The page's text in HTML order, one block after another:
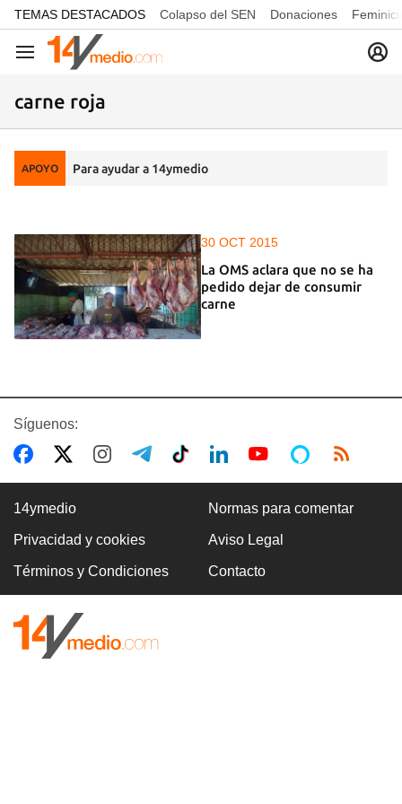
common.go-to-content
TEMAS DESTACADOS Colapso del SEN Donaciones
Navegación
carne roja
APOYO Para ayudar a 14ymedio
30 OCT 2015
La OMS aclara que no se ha
pedido dejar de consumir
carne
Síguenos:
14ymedio Normas para comentar
Privacidad y cookies Aviso Legal
Términos y Condiciones Contacto